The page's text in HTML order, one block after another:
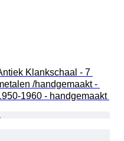
Klankschaal - 7
/handgemaakt -
1960 - handgemaakt